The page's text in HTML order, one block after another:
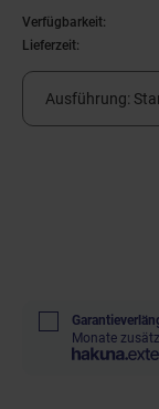
Verfügbarkeit:
Lieferzeit:
Ausführung:
Monate